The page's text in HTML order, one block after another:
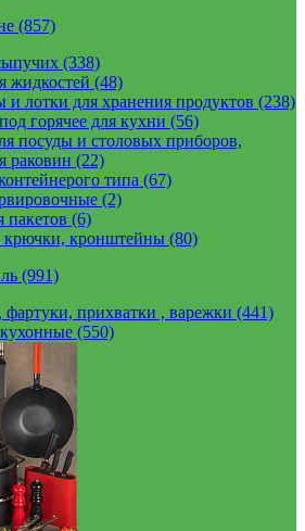
(857)
(338)
жидкостей (48)
и лотки для хранения продуктов (238)
горячее для кухни (56)
посуды и столовых приборов,
раковин (22)
типа (67)
(2)
(6)
крючки, кронштейны (80)
(991)
прихватки , варежки (441)
(550)